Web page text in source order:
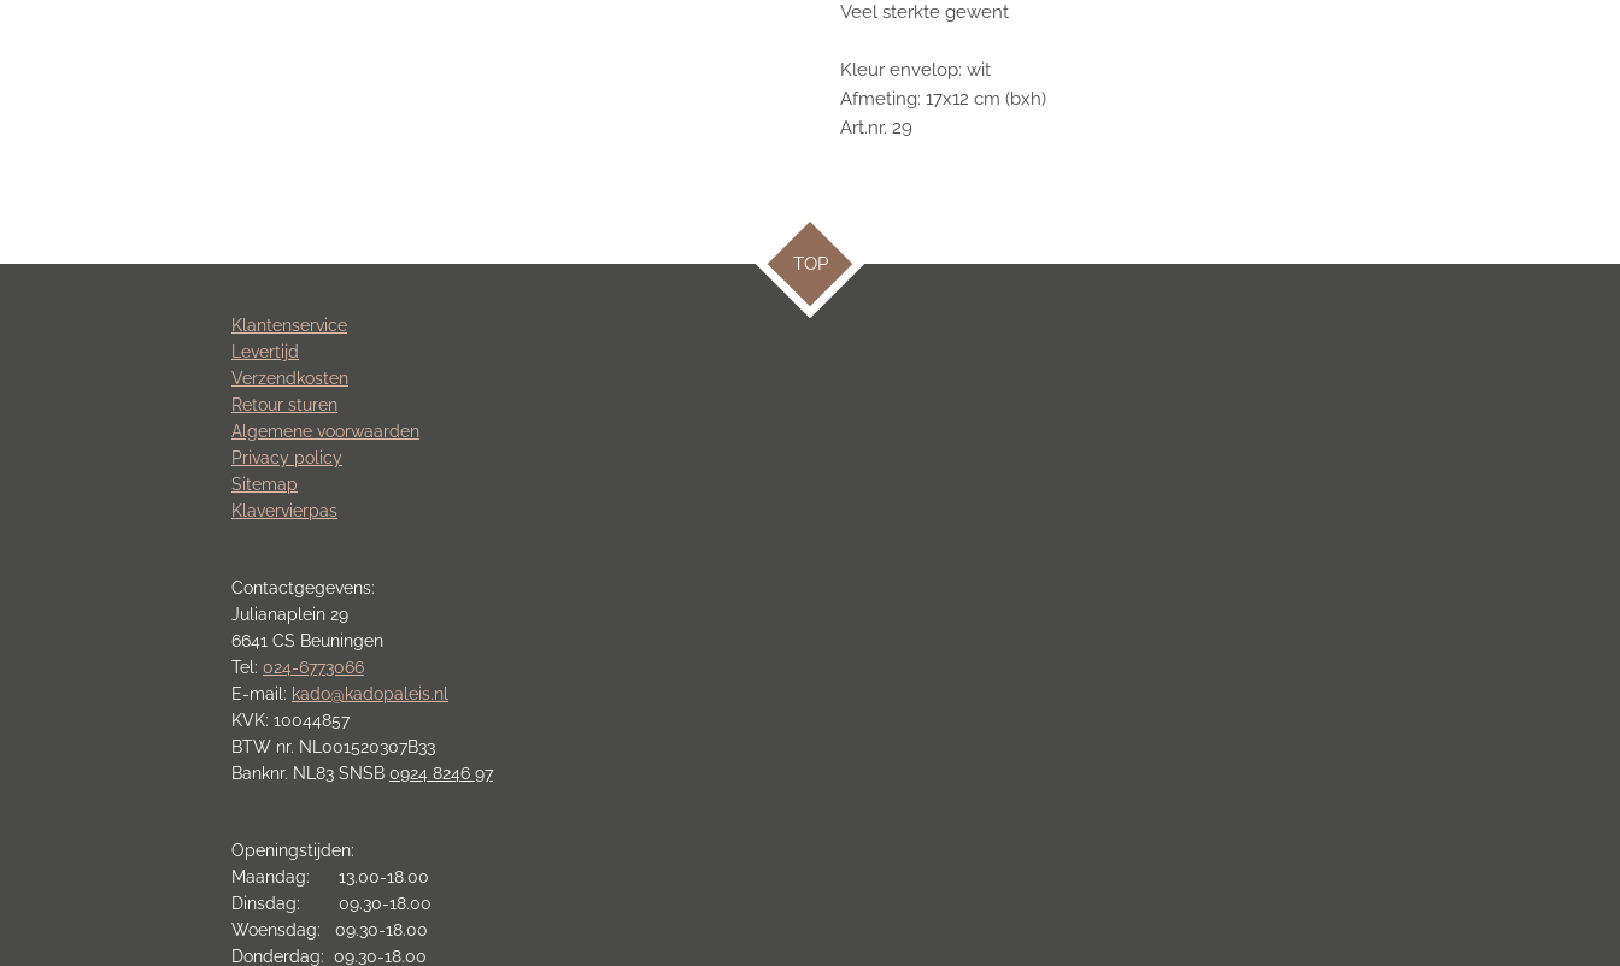
Veel sterkte gewent
Kleur envelop: wit
Afmeting: 17x12 cm (bxh)
Art.nr. 29
TOP
Klantenservice
Levertijd
Verzendkosten
Retour sturen
Algemene voorwaarden
Privacy policy
Sitemap
Klavervierpas
Contactgegevens:
Julianaplein 29
6641 CS Beuningen
Tel: 024-6773066
E-mail: kado@kadopaleis.nl
KVK: 10044857
BTW nr. NL001520307B33
Banknr. NL83 SNSB 0924 8246 97
Openingstijden:
Maandag: 13.00-18.00
Dinsdag: 09.30-18.00
Woensdag: 09.30-18.00
Donderdag: 09.30-18.00